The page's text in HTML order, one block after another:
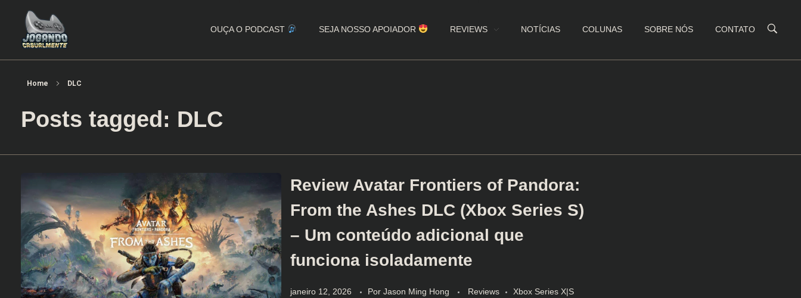
OUÇA O PODCAST SEJA NOSSO APOIADOR REVIEWS NOTÍCIAS COLUNAS SOBRE NÓS CONTATO
Home DLC
Posts tagged: DLC
Review Avatar Frontiers of Pandora:
From the Ashes DLC (Xbox Series S)
– Um conteúdo adicional que
funciona isoladamente
janeiro 12, 2026 Por Jason Ming Hong Reviews Xbox Series X|S